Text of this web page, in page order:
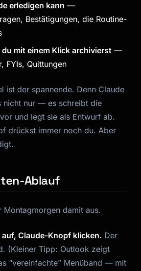
erledigen kann —
Bestätigungen, die Routine-
du mit einem Klick archivierst —
FYIs, Quittungen
ist der spannende. Denn Claude
nicht nur — es schreibt die
und legt sie als Entwurf ab.
drückst immer noch du. Aber
Ablauf
Montagmorgen damit aus.
Claude-Knopf klicken. Der
(Kleiner Tipp: Outlook zeigt
“vereinfachte” Menüband — mit